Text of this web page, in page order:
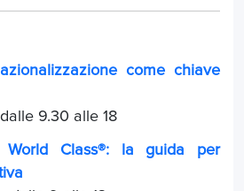
come chiave
9.30 alle 18
World Class®: la guida per